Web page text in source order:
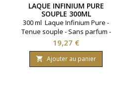
LAQUE INFINIUM PURE
SOUPLE 300ML
300 ml Laque Infinium Pure -
Tenue souple - Sans parfum -
L'Oréal professionnel
Prix
19,27 €
 Ajouter au panier